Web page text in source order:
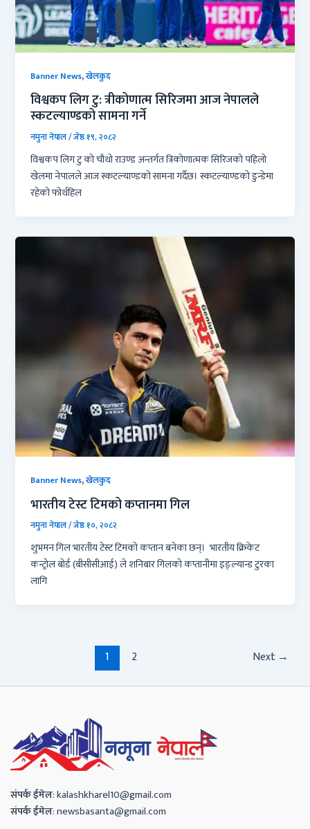
Banner News,खेलकुद
विश्वकप लिग टु: त्रीकोणात्म सिरिजमा आज नेपालले
स्कटल्याण्डको सामना गर्ने
नमुना नेपाल/जेष्ठ १९, २०८२
विश्वकप लिग टु को चौथो राउण्ड अन्तर्गत त्रिकोणात्मक सिरिजको पहिलो
खेलमा नेपालले आज स्कटल्याण्डको सामना गर्दैछ। स्कटल्याण्डको डुन्डेमा
रहेको फोर्थहिल
Banner News,खेलकुद
भारतीय टेस्ट टिमको कप्तानमा गिल
नमुना नेपाल/जेष्ठ १०, २०८२
शुभमन गिल भारतीय टेस्ट टिमको कप्तान बनेका छन्। भारतीय क्रिकेट
कन्ट्रोल बोर्ड (बीसीसीआई) ले शनिबार गिलको कप्तानीमा इङ्ल्यान्ड टुरका
लागि
1 2 Next →
संपर्कईमेल:kalashkharel10@gmail.com
संपर्कईमेल:newsbasanta@gmail.com